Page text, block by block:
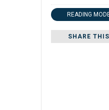
READING
SHARE THIS